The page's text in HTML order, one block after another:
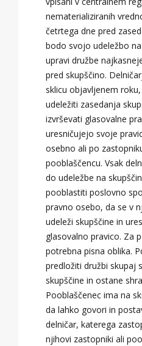
nematerializiranih
četrtega dne pred
bodo svojo udeležbo
upravi družbe
pred skupščino.
sklicu objavljenem
udeležiti zasedanja
izvrševati glasovalne
uresničujejo svoje
osebno ali po
pooblaščencu. Vsak
do udeležbe na
pooblastiti poslovno
pravno osebo, da se v
udeleži skupščine in
glasovalno pravico. Za
potrebna pisna oblika.
predložiti družbi skupaj
skupščine in ostane
Pooblaščenec ima na
da lahko govori in
delničar, katerega
njihovi zastopniki ali